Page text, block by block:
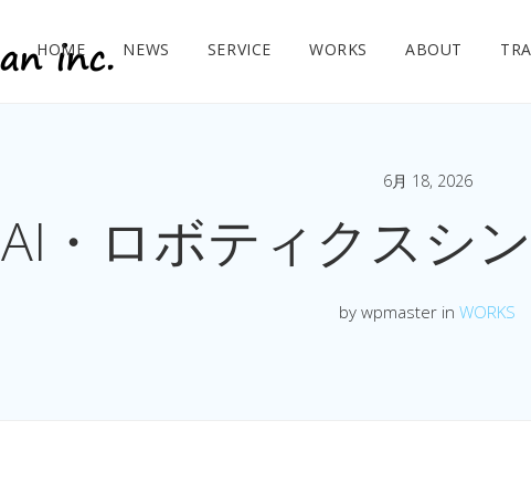
HOME NEWS SERVICE WORKS ABOUT
6月 18, 2026
AI・ロボティクスシ
by wpmaster in WORKS